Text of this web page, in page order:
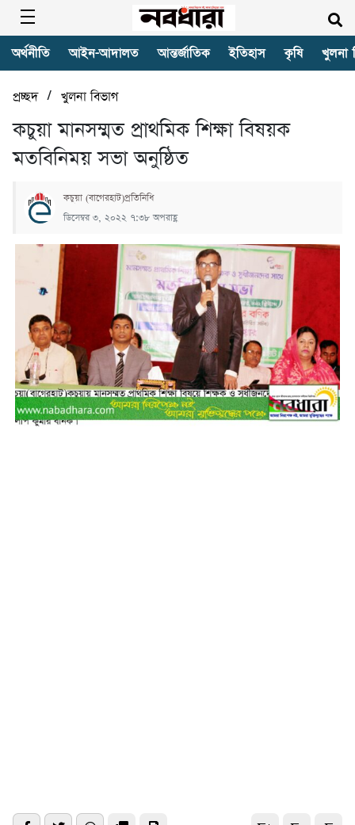
অর্থনীতি আইন-আদালত আন্তর্জাতিক ইতিহাস কৃষি খুলনা
প্রচ্ছদ/ খুলনা বিভাগ
কচুয়া মানসম্মত প্রাথমিক শিক্ষা বিষয়ক
মতবিনিময় সভা অনুষ্ঠিত
কচুয়া (বাগেরহাট)প্রতিনিধি
ডিসেম্বর ৩, ২০২২ ৭:৩৮ অপরাহ্ণ